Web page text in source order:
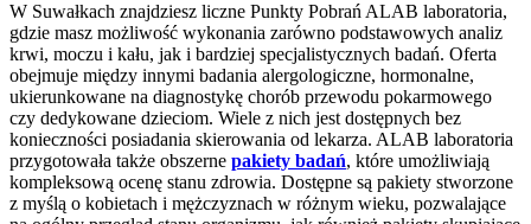
W Suwałkach znajdziesz liczne Punkty Pobrań ALAB laboratoria,
gdzie masz możliwość wykonania zarówno podstawowych analiz
krwi, moczu i kału, jak i bardziej specjalistycznych badań. Oferta
obejmuje między innymi badania alergologiczne, hormonalne,
ukierunkowane na diagnostykę chorób przewodu pokarmowego
czy dedykowane dzieciom. Wiele z nich jest dostępnych bez
konieczności posiadania skierowania od lekarza. ALAB laboratoria
przygotowała także obszerne pakiety badań, które umożliwiają
kompleksową ocenę stanu zdrowia. Dostępne są pakiety stworzone
z myślą o kobietach i mężczyznach w różnym wieku, pozwalające